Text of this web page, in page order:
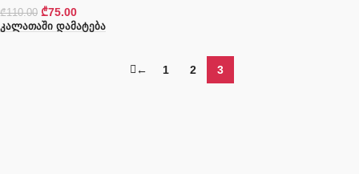
₾110.00 ₾75.00
Კალათაში Დამატება
← 1 2 3